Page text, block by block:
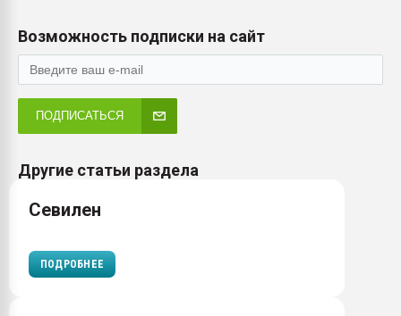
Возможность подписки на сайт
ПОДПИСАТЬСЯ
Другие статьи раздела
Севилен
ПОДРОБНЕЕ